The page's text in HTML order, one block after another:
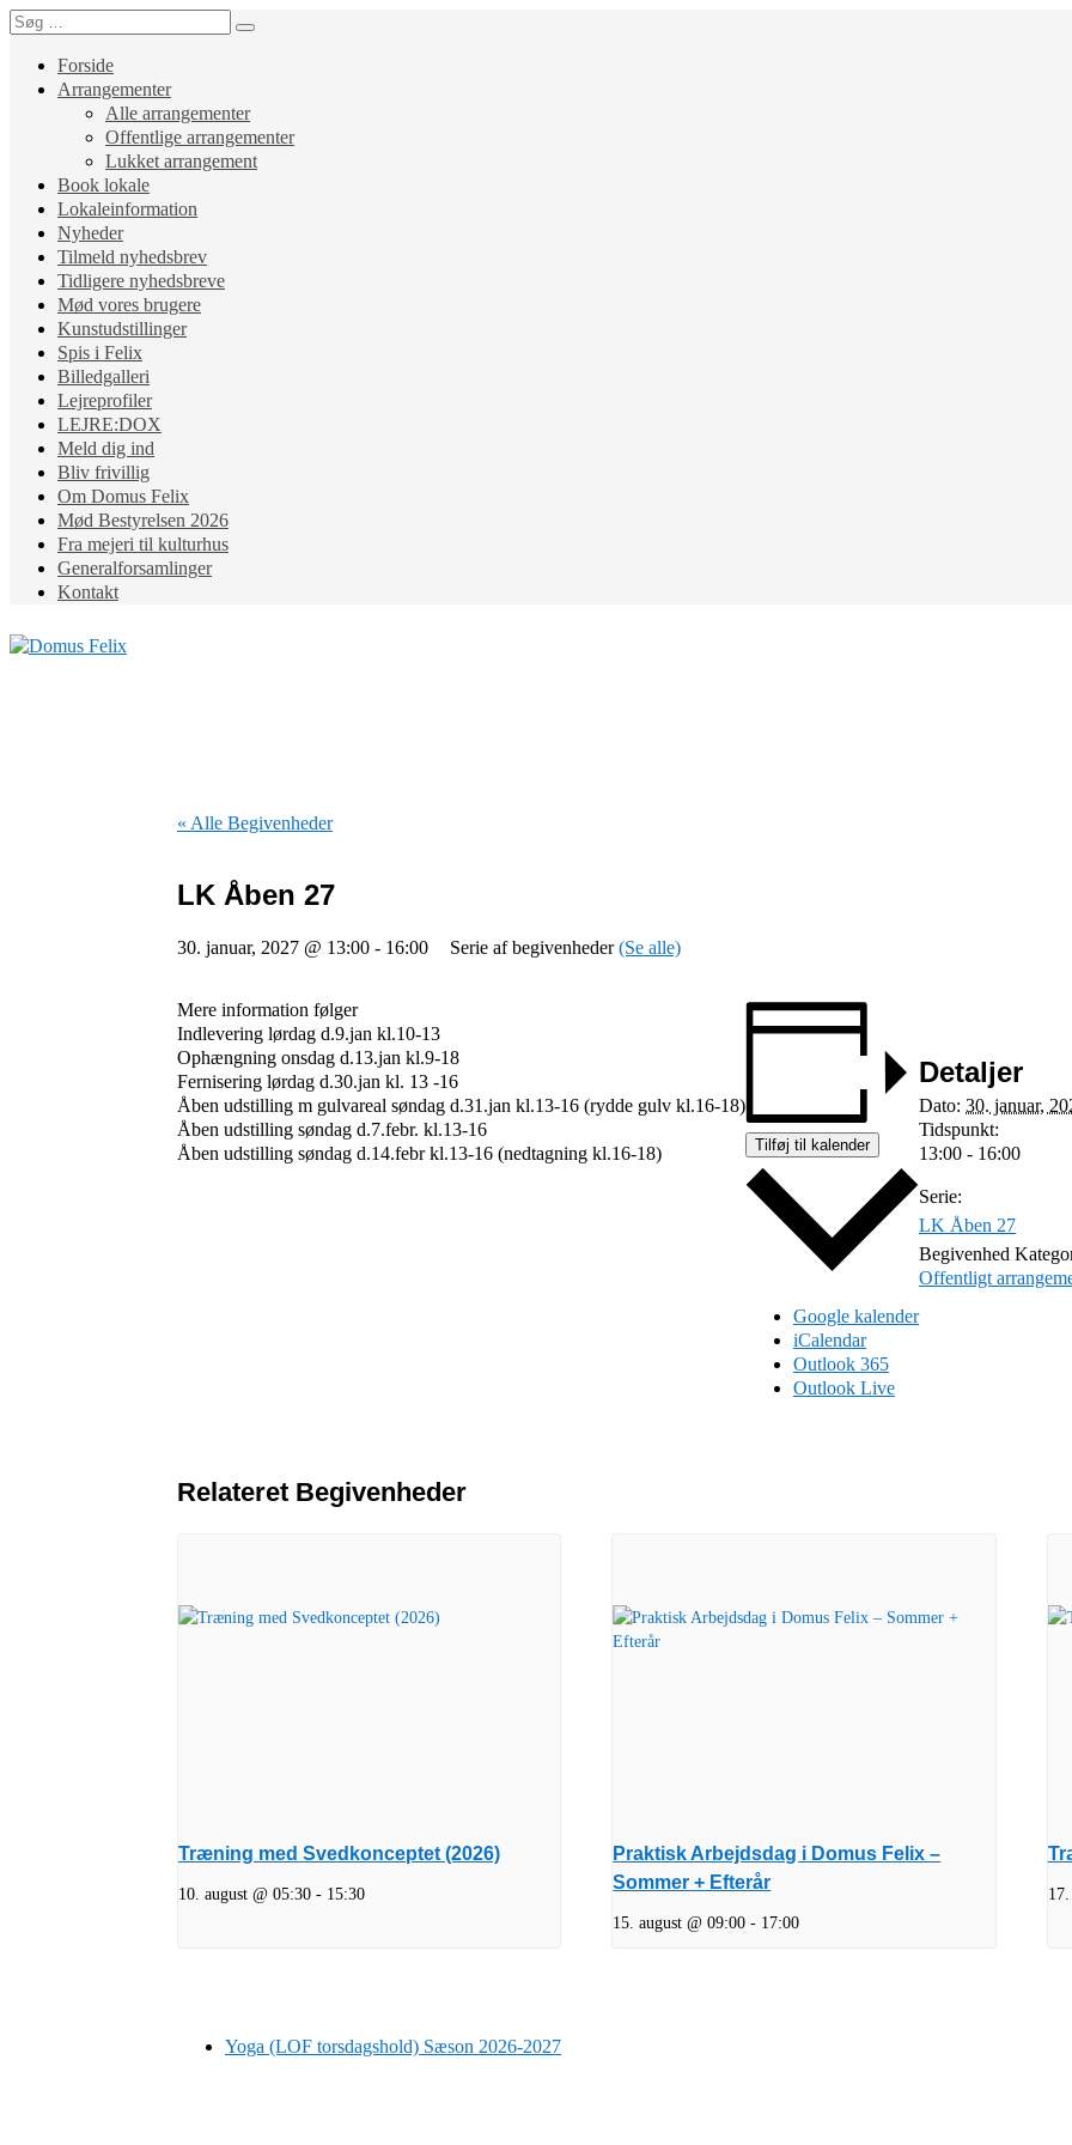
Forside
Arrangementer
Alle arrangementer
Offentlige arrangementer
Lukket arrangement
Book lokale
Lokaleinformation
Nyheder
Tilmeld nyhedsbrev
Tidligere nyhedsbreve
Mød vores brugere
Kunstudstillinger
Spis i Felix
Billedgalleri
Lejreprofiler
LEJRE:DOX
Meld dig ind
Bliv frivillig
Om Domus Felix
Mød Bestyrelsen 2026
Fra mejeri til kulturhus
Generalforsamlinger
Kontakt
« Alle Begivenheder
LK Åben 27
30. januar, 2027 @ 13:00 - 16:00 Serie af begivenheder(Se alle)
Mere information følger
Indlevering lørdag d.9.jan kl.10-13
Ophængning onsdag d.13.jan kl.9-18
Fernisering lørdag d.30.jan kl. 13 -16
Åben udstilling m gulvareal søndag d.31.jan kl.13-16 (rydde gulv kl.16-18)
Åben udstilling søndag d.7.febr. kl.13-16
Åben udstilling søndag d.14.febr kl.13-16 (nedtagning kl.16-18)
Tilføj til kalender
Google kalender
iCalendar
Outlook 365
Outlook Live
Detaljer
Dato: 30. januar,
Tidspunkt:
13:00 - 16:00
Serie:
LK Åben 27
Begivenhed
Offentligt
Relateret Begivenheder
Træning med Svedkonceptet (2026)
10. august @ 05:30 - 15:30
Praktisk Arbejdsdag i Domus Felix –
Sommer + Efterår
15. august @ 09:00 - 17:00
Yoga (LOF torsdagshold) Sæson 2026-2027